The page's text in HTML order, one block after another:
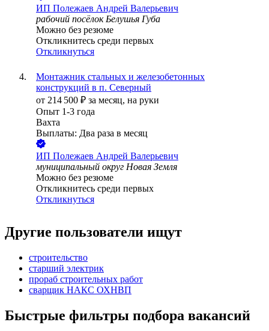
ИП Полежаев Андрей Валерьевич
рабочий посёлок Белушья Губа
Можно без резюме
Откликнитесь среди первых
Откликнуться
Монтажник стальных и железобетонных
конструкций в п. Северный
от 214 500 ₽ за месяц, на руки
Опыт 1-3 года
Вахта
Выплаты: Два раза в месяц
ИП Полежаев Андрей Валерьевич
муниципальный округ Новая Земля
Можно без резюме
Откликнитесь среди первых
Откликнуться
Другие пользователи ищут
строительство
старший электрик
прораб строительных работ
сварщик НАКС ОХНВП
Быстрые фильтры подбора вакансий